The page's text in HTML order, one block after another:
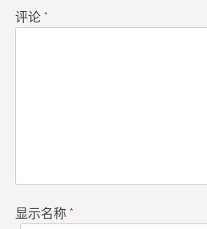
评论 *
显示名称 *